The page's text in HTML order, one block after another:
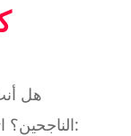
هل
الناجحين؟ اتبع هذه الخطوات الخمس لبدء رحلتك: